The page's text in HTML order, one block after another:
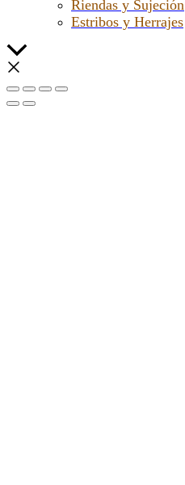
Riendas y Sujeción
Estribos y Herrajes